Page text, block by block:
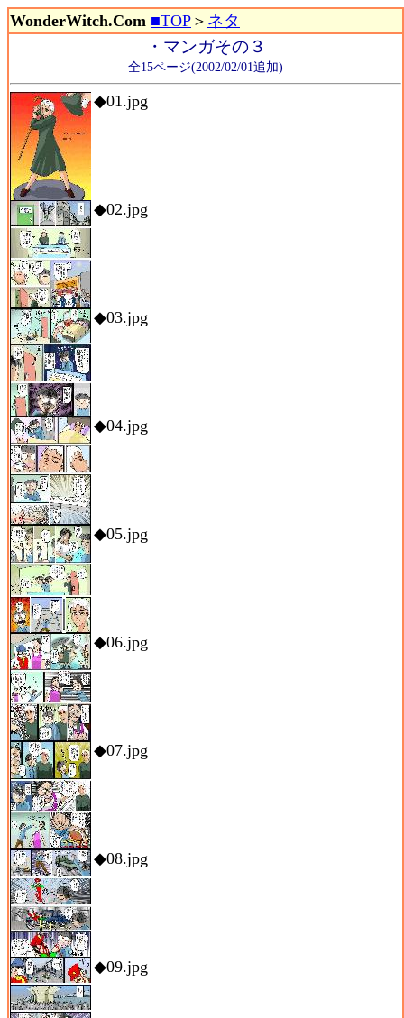
WonderWitch.Com ■TOP ＞ ネタ
・マンガその３
全15ページ(2002/02/01追加)
◆01.jpg
◆02.jpg
◆03.jpg
◆04.jpg
◆05.jpg
◆06.jpg
◆07.jpg
◆08.jpg
◆09.jpg